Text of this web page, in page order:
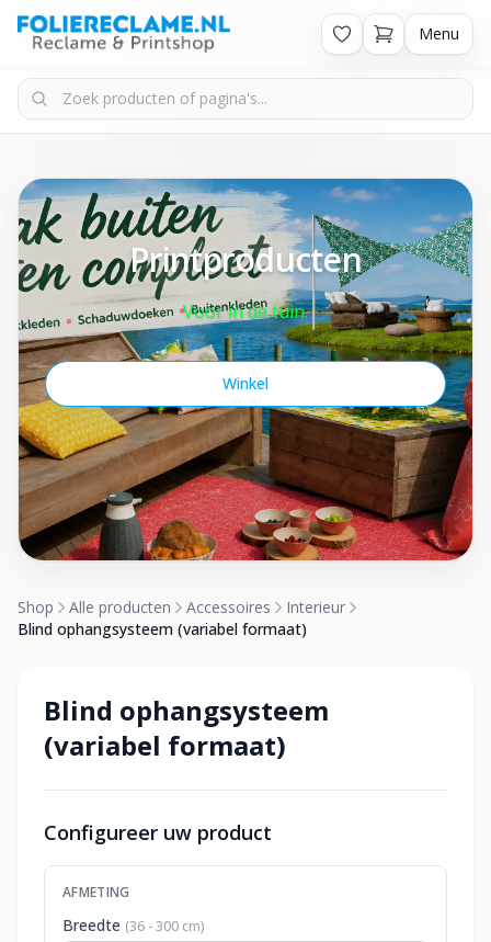
Menu
Printproducten
Voor in de tuin.
Winkel
Shop Alle producten Accessoires
Interieur
Blind ophangsysteem (variabel formaat)
Blind ophangsysteem
(variabel formaat)
Configureer uw product
AFMETING
Breedte (36 - 300 cm)